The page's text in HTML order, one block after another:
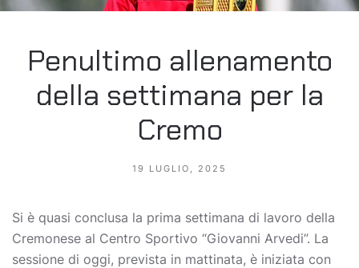
Penultimo allenamento
della settimana per la
Cremo
19 LUGLIO, 2025
Si è quasi conclusa la prima settimana di lavoro della
Cremonese al Centro Sportivo “Giovanni Arvedi”. La
sessione di oggi, prevista in mattinata, è iniziata con